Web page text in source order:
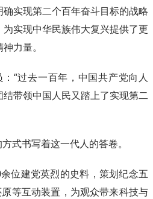
实现第二个百年奋斗目标的战略
实现中华民族伟大复兴提供了更
力量。
“过去一百年，中国共产党向人
带领中国人民又踏上了实现第二
式书写着这一代人的答卷。
位建党英烈的史料，策划纪念五
等互动装置，为观众带来科技与